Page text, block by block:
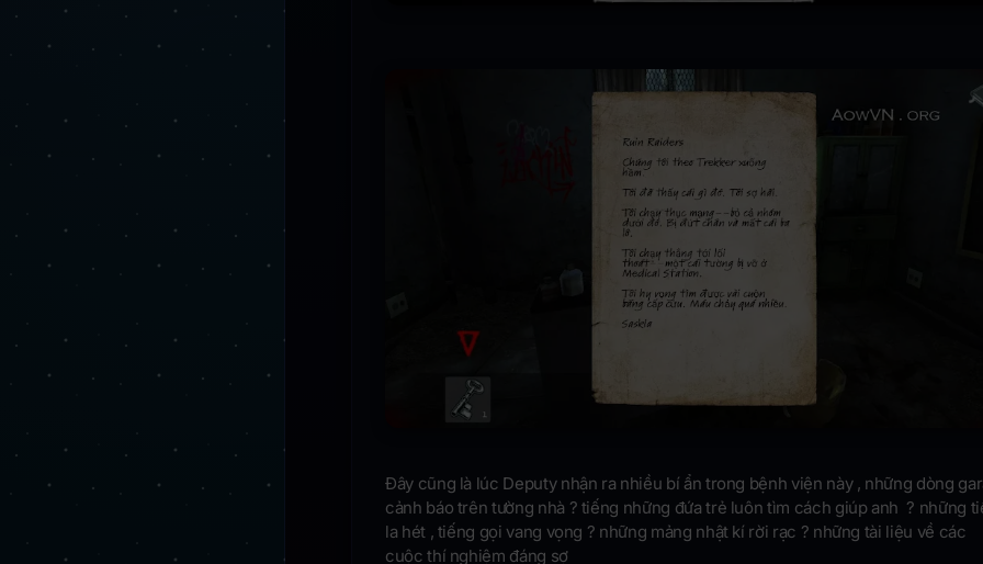
Đây cũng là lúc Deputy nhận ra nhiều bí ẩn trong bệnh viện này , những dòng
cảnh báo trên tường nhà ? tiếng những đứa trẻ luôn tìm cách giúp anh ? những
la hét , tiếng gọi vang vọng ? những mảng nhật kí rời rạc ? những tài liệu về các
cuộc thí nghiệm đáng sợ